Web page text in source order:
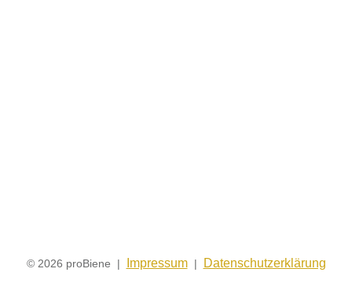
© 2026 proBiene | Impressum| Datenschutzerklärung